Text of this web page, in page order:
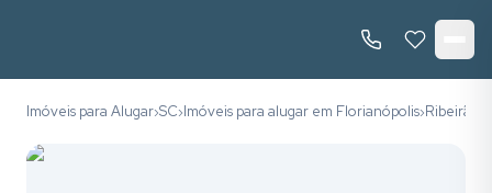
Imóveis para Alugar›SC›Imóveis para alugar em Florianópolis›Ribeirão